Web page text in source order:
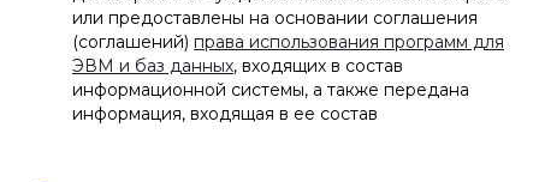
или предоставлены на основании соглашения
(соглашений) права использования программ для
ЭВМ и баз данных, входящих в состав
информационной системы, а также передана
информация, входящая в ее состав